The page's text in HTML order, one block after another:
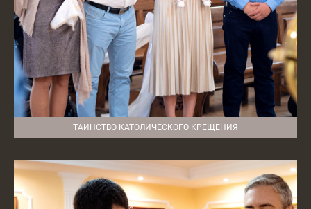
ТАИНСТВО КАТОЛИЧЕСКОГО КРЕЩЕНИЯ